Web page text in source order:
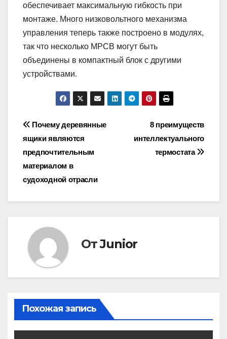
обеспечивает максимальную гибкость при
монтаже. Много низковольтного механизма
управления теперь также построено в модулях,
так что несколько MPCB могут быть
объединены в компактный блок с другими
устройствами.
Навигация
по
записям
8 преимуществ
интеллектуального
термостата
Почему деревянные
ящики являются
предпочтительным
материалом в
судоходной отрасли
ОтJunior
Похожая запись